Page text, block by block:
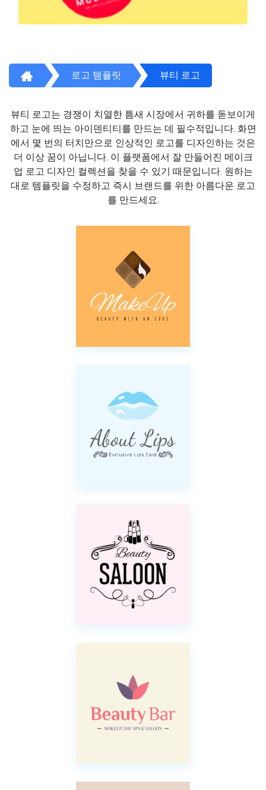
로고 템플릿 뷰티 로고
뷰티 로고는 경쟁이 치열한 틈새 시장에서 귀하를 돋보이게
하고 눈에 띄는 아이덴티티를 만드는 데 필수적입니다. 화면
에서 몇 번의 터치만으로 인상적인 로고를 디자인하는 것은
더 이상 꿈이 아닙니다. 이 플랫폼에서 잘 만들어진 메이크
업 로고 디자인 컬렉션을 찾을 수 있기 때문입니다. 원하는
대로 템플릿을 수정하고 즉시 브랜드를 위한 아름다운 로고
를 만드세요.